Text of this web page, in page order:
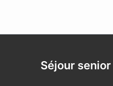
Séjour senior